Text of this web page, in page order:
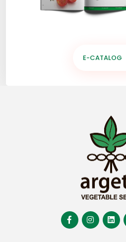
E-CATALOG